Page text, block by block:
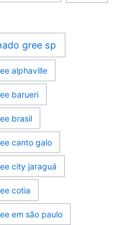
gree sp
alphaville
barueri
brasil
canto galo
city jaraguá
cotia
em são paulo